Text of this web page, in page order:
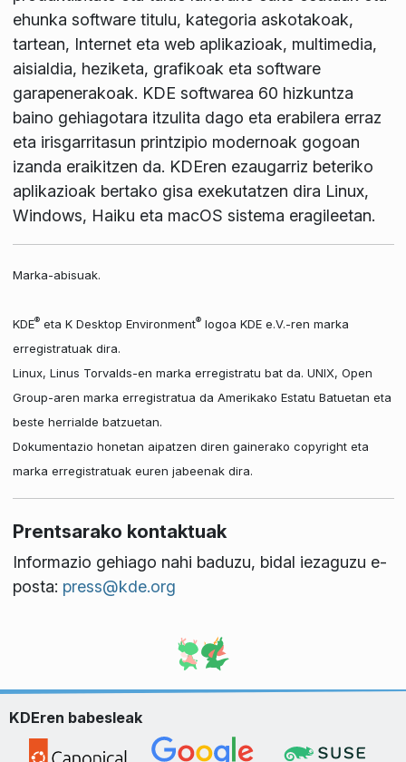
ehunka software titulu, kategoria askotakoak,
tartean, Internet eta web aplikazioak, multimedia,
aisialdia, heziketa, grafikoak eta software
garapenerakoak. KDE softwarea 60 hizkuntza
baino gehiagotara itzulita dago eta erabilera erraz
eta irisgarritasun printzipio modernoak gogoan
izanda eraikitzen da. KDEren ezaugarriz beteriko
aplikazioak bertako gisa exekutatzen dira Linux,
Windows, Haiku eta macOS sistema eragileetan.
Marka-abisuak.
KDE®eta K Desktop Environment®logoa KDE e.V.-ren marka
erregistratuak dira.
Linux, Linus Torvalds-en marka erregistratu bat da. UNIX, Open
Group-aren marka erregistratua da Amerikako Estatu Batuetan eta
beste herrialde batzuetan.
Dokumentazio honetan aipatzen diren gainerako copyright eta
marka erregistratuak euren jabeenak dira.
Prentsarako kontaktuak
Informazio gehiago nahi baduzu, bidal iezaguzu e-
posta: press@kde.org
KDEren babesleak